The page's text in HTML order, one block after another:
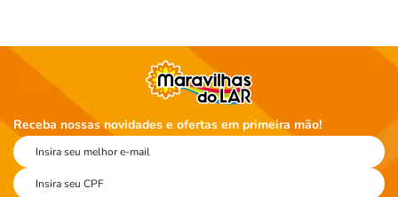
Receba nossas novidades e ofertas em primeira mão!